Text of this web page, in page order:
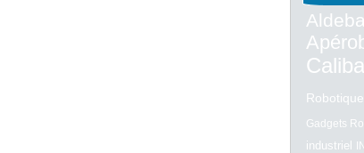
Robotique
Gadgets
industriel